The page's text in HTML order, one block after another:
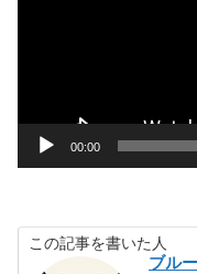
00:00
この記事を書いた人
ブルー